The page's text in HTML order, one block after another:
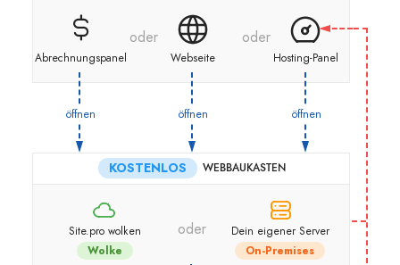
Abrechnungspanel
oder
Webseite
oder
Hosting-Panel
öffnen öffnen öffnen
KOSTENLOS WEBBAUKASTEN
Site.pro wolken
Wolke
oder
Dein eigener Server
On-Premises